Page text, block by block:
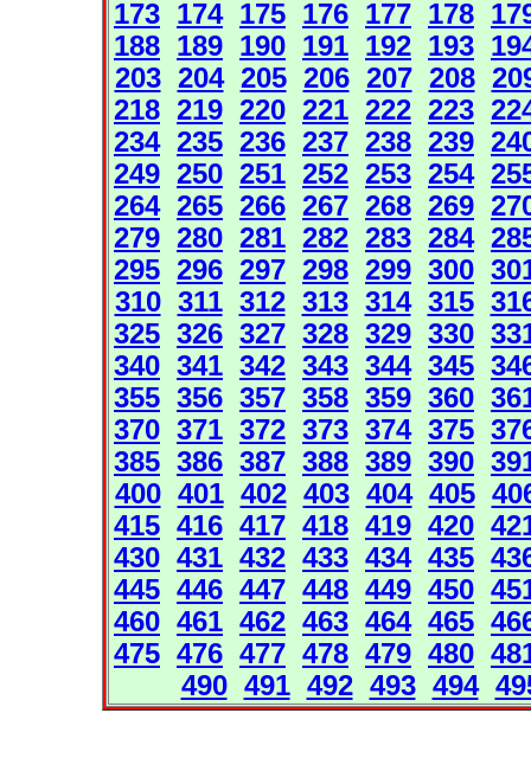
173 174 175 176 177 178
188 189 190 191 192 193
203 204 205 206 207 208
218 219 220 221 222 223
234 235 236 237 238 239
249 250 251 252 253 254
264 265 266 267 268 269
279 280 281 282 283 284
295 296 297 298 299 300
310 311 312 313 314 315
325 326 327 328 329 330
340 341 342 343 344 345
355 356 357 358 359 360
370 371 372 373 374 375
385 386 387 388 389 390
400 401 402 403 404 405
415 416 417 418 419 420
430 431 432 433 434 435
445 446 447 448 449 450
460 461 462 463 464 465
475 476 477 478 479 480
490 491 492 493 494